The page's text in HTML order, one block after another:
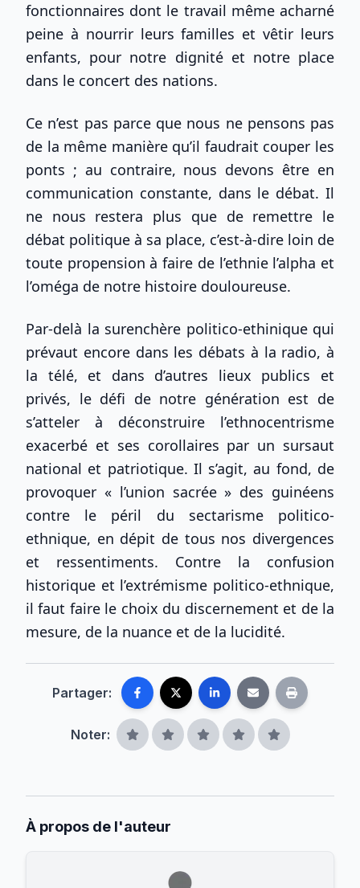
fonctionnaires dont le travail même acharné
peine à nourrir leurs familles et vêtir leurs
enfants, pour notre dignité et notre place
dans le concert des nations.
Ce n’est pas parce que nous ne pensons pas
de la même manière qu’il faudrait couper les
ponts ; au contraire, nous devons être en
communication constante, dans le débat. Il
ne nous restera plus que de remettre le
débat politique à sa place, c’est-à-dire loin de
toute propension à faire de l’ethnie l’alpha et
l’oméga de notre histoire douloureuse.
Par-delà la surenchère politico-ethinique qui
prévaut encore dans les débats à la radio, à
la télé, et dans d’autres lieux publics et
privés, le défi de notre génération est de
s’atteler à déconstruire l’ethnocentrisme
exacerbé et ses corollaires par un sursaut
national et patriotique. Il s’agit, au fond, de
provoquer « l’union sacrée » des guinéens
contre le péril du sectarisme politico-
ethnique, en dépit de tous nos divergences
et ressentiments. Contre la confusion
historique et l’extrémisme politico-ethnique,
il faut faire le choix du discernement et de la
mesure, de la nuance et de la lucidité.
Partager:
Noter:
À propos de l'auteur